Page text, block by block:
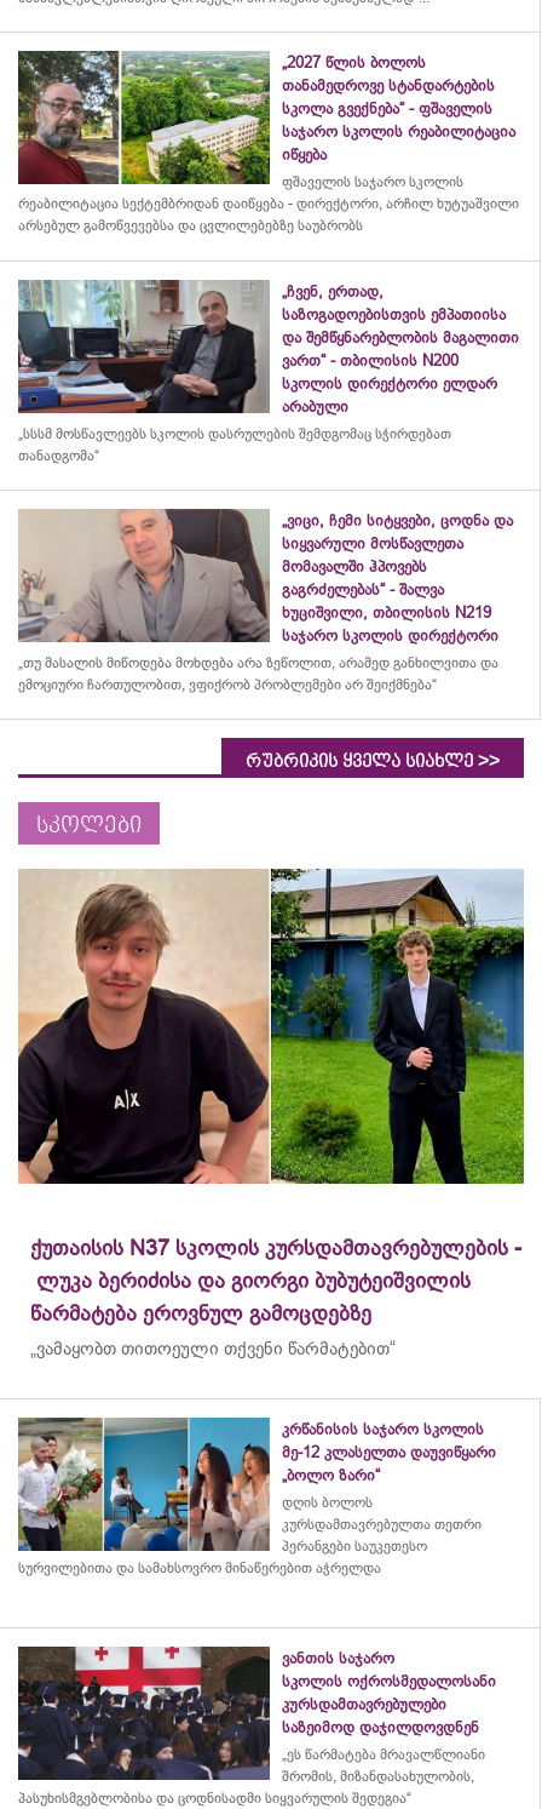
„2027 წლის ბოლოს
თანამედროვე სტანდარტების
სკოლა გვექნება“ - ფშაველის
საჯარო სკოლის რეაბილიტაცია
იწყება
ფშაველის საჯარო სკოლის
რეაბილიტაცია სექტემბრიდან დაიწყება - დირექტორი, არჩილ ხუტუაშვილი
არსებულ გამოწვევებსა და ცვლილებებზე საუბრობს
„ჩვენ, ერთად,
საზოგადოებისთვის ემპათიისა
და შემწყნარებლობის მაგალითი
ვართ“ - თბილისის N200
სკოლის დირექტორი ელდარ
არაბული
„სსსმ მოსწავლეებს სკოლის დასრულების შემდგომაც სჭირდებათ
თანადგომა“
„ვიცი, ჩემი სიტყვები, ცოდნა და
სიყვარული მოსწავლეთა
მომავალში ჰპოვებს
გაგრძელებას“ - შალვა
ხუციშვილი, თბილისის N219
საჯარო სკოლის დირექტორი
„თუ მასალის მიწოდება მოხდება არა ზეწოლით, არამედ განხილვითა და
ემოციური ჩართულობით, ვფიქრობ პრობლემები არ შეიქმნება“
რუბრიკის ყველა სიახლე >>
სკოლები
ქუთაისის N37 სკოლის კურსდამთავრებულების -
ლუკა ბერიძისა და გიორგი ბუბუტეიშვილის
წარმატება ეროვნულ გამოცდებზე
„ვამაყობთ თითოეული თქვენი წარმატებით“
კრწანისის საჯარო სკოლის
მე-12 კლასელთა დაუვიწყარი
„ბოლო ზარი“
დღის ბოლოს
კურსდამთავრებულთა თეთრი
პერანგები საუკეთესო
სურვილებითა და სამახსოვრო მინაწერებით აჭრელდა
ვანთის საჯარო
სკოლის ოქროსმედალოსანი
კურსდამთავრებულები
საზეიმოდ დაჯილდოვდნენ
„ეს წარმატება მრავალწლიანი
შრომის, მიზანდასახულობის,
პასუხისმგებლობისა და ცოდნისადმი სიყვარულის შედეგია“